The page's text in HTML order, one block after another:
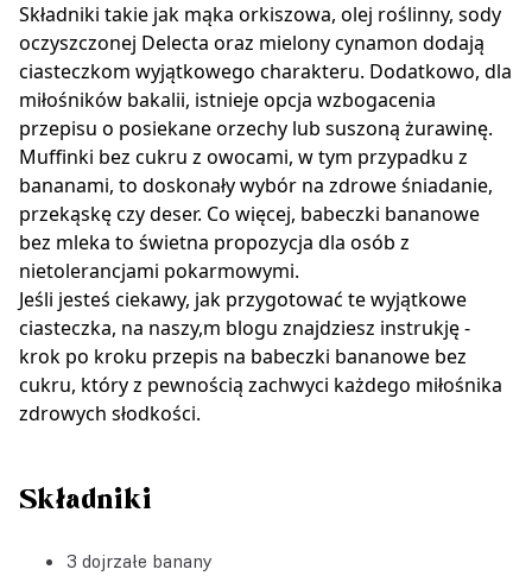
Składniki takie jak mąka orkiszowa, olej roślinny, sody
oczyszczonej Delecta oraz mielony cynamon dodają
ciasteczkom wyjątkowego charakteru. Dodatkowo, dla
miłośników bakalii, istnieje opcja wzbogacenia
przepisu o posiekane orzechy lub suszoną żurawinę.
Muffinki bez cukru z owocami, w tym przypadku z
bananami, to doskonały wybór na zdrowe śniadanie,
przekąskę czy deser. Co więcej, babeczki bananowe
bez mleka to świetna propozycja dla osób z
nietolerancjami pokarmowymi.
Jeśli jesteś ciekawy, jak przygotować te wyjątkowe
ciasteczka, na naszy,m blogu znajdziesz instrukję -
krok po kroku przepis na babeczki bananowe bez
cukru, który z pewnością zachwyci każdego miłośnika
zdrowych słodkości.
Składniki
3 dojrzałe banany